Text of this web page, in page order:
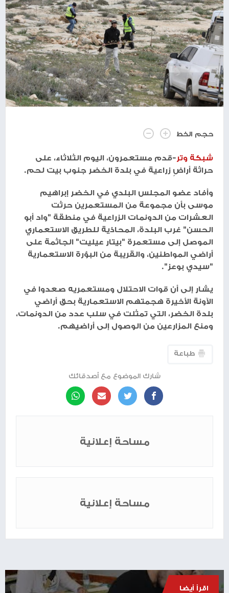
حجم الخط
شبكة وتر -قدم مستعمرون، اليوم الثلاثاء، على
حراثة أراضٍ زراعية في بلدة الخضر جنوب بيت لحم.
وأفاد عضو المجلس البلدي في الخضر إبراهيم
موسى بأن مجموعة من المستعمرين حرثت
العشرات من الدونمات الزراعية في منطقة "واد أبو
الحسن" غرب البلدة، المحاذية للطريق الاستعماري
الموصل إلى مستعمرة "بيتار عيليت" الجاثمة على
أراضي المواطنين، والقريبة من البؤرة الاستعمارية
"سيدي بوعز".
يشار إلى أن قوات الاحتلال ومستعمريه صعدوا في
الآونة الأخيرة هجمتهم الاستعمارية بحق أراضي
بلدة الخضر، التي تمثلت في سلب عدد من الدونمات،
ومنع المزارعين من الوصول إلى أراضيهم.
طباعة
شارك الموضوع مع أصدقائك
مساحة إعلانية
مساحة إعلانية
اقرأ أيضا